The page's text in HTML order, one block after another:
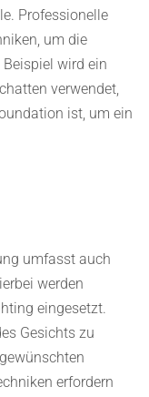
Professionelle
um die
wird ein
verwendet,
ist, um ein
umfasst auch
werden
eingesetzt.
Gesichts zu
erfordern